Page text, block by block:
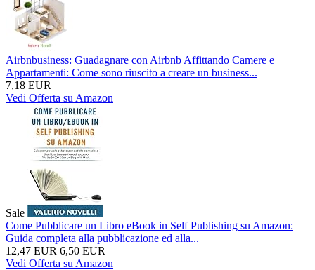
Airbnbusiness: Guadagnare con Airbnb Affittando Camere e
Appartamenti: Come sono riuscito a creare un business...
7,18 EUR
Vedi Offerta su Amazon
Sale
Come Pubblicare un Libro eBook in Self Publishing su Amazon:
Guida completa alla pubblicazione ed alla...
12,47 EUR 6,50 EUR
Vedi Offerta su Amazon